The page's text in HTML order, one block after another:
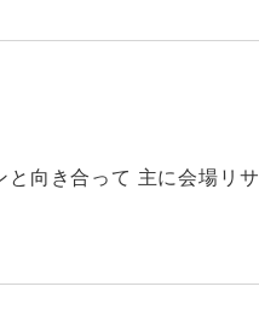
向き合って 主に会場リサ